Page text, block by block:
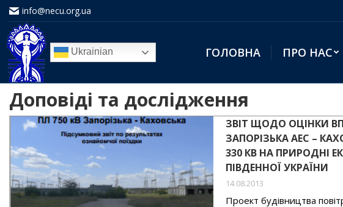
info@necu.org.ua
Ukrainian ГОЛОВНА ПРО НАС
Доповіді та дослідження
ЗВІТ ЩОДО ОЦІНКИ
ЗАПОРІЗЬКА АЕС –
330 КВ НА ПРИРОДНІ
ПІВДЕННОЇ УКРАЇНИ
14.08.2013
Проект будівництва